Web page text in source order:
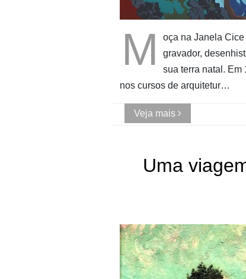
M
oça na Janela
gravador,
sua terra natal. Em
nos cursos de arquitetur…
Veja mais
Uma
Holandês Van Gogh Vídeos